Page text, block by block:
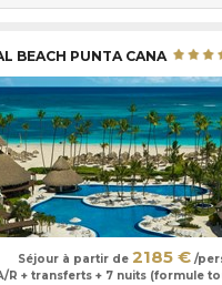
BEACH PUNTA CANA
Séjour à partir de 2185 € /
R + transferts + 7 nuits (formule